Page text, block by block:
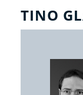
TINO